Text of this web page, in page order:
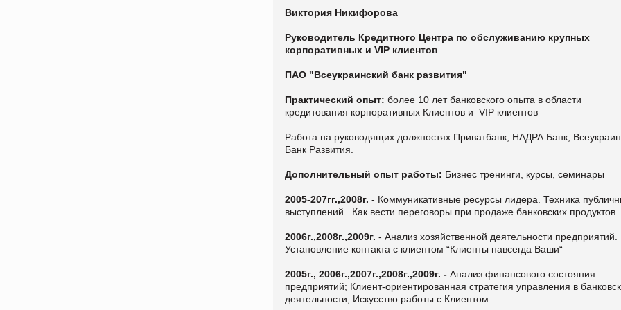
Виктория Никифорова
Руководитель Кредитного Центра по обслуживанию крупных
корпоративных и VIP клиентов
ПАО "Всеукраинский банк развития"
Практический опыт:более 10 лет банковского опыта в области
кредитования корпоративных Клиентов и VIP клиентов
Работа на руководящих должностях Приватбанк, НАДРА Банк,
Банк Развития.
Дополнительный опыт работы: Бизнес тренинги, курсы, семинары
2005-207гг.,2008г. - Коммуникативные ресурсы лидера. Техника
выступлений . Как вести переговоры при продаже банковских продуктов
2006г.,2008г.,2009г. - Анализ хозяйственной деятельности предприятий.
Установление контакта с клиентом “Клиенты навсегда Ваши“
2005г., 2006г.,2007г.,2008г.,2009г. - Анализ финансового состояния
предприятий; Клиент-ориентированная стратегия управления в
деятельности; Искусство работы с Клиентом